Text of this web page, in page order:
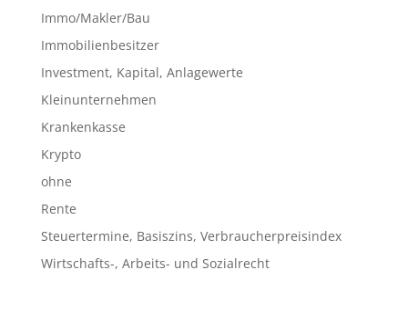
Immo/Makler/Bau
Immobilienbesitzer
Investment, Kapital, Anlagewerte
Kleinunternehmen
Krankenkasse
Krypto
ohne
Rente
Steuertermine, Basiszins, Verbraucherpreisindex
Wirtschafts-, Arbeits- und Sozialrecht